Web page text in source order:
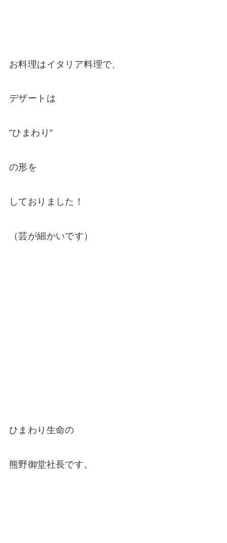
お料理はイタリア料理で、
デザートは
”ひまわり”
の形を
しておりました！
（芸が細かいです）
ひまわり生命の
熊野御堂社長です。